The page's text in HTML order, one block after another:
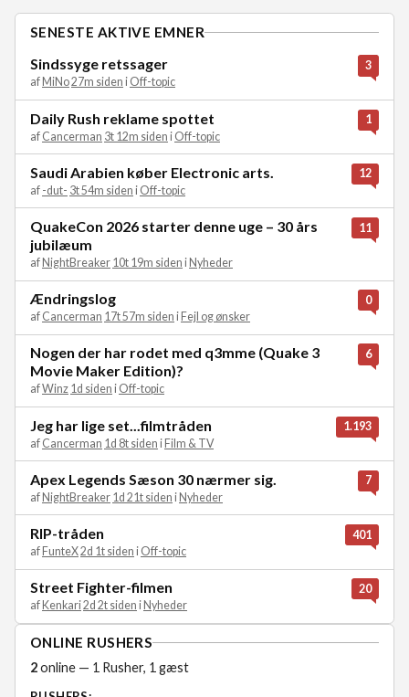
SENESTE AKTIVE EMNER
Sindssyge retssager
af MiNo27m siden i Off-topic
3
Daily Rush reklame spottet
af Cancerman 3t 12m siden i Off-topic
1
Saudi Arabien køber Electronic arts.
af -dut- 3t 54m siden i Off-topic
12
QuakeCon 2026 starter denne uge – 30 års
jubilæum
af NightBreaker 10t 19m siden i Nyheder
11
Ændringslog
af Cancerman 17t 57m siden i Fejl og ønsker
0
Nogen der har rodet med q3mme (Quake 3
Movie Maker Edition)?
afWinz 1d siden i Off-topic
6
Jeg har lige set...filmtråden
af Cancerman 1d 8t siden iFilm & TV
1.193
Apex Legends Sæson 30 nærmer sig.
afNightBreaker 1d 21t siden iNyheder
7
RIP-tråden
af FunteX2d 1t siden i Off-topic
401
Street Fighter-filmen
af Kenkari2d 2t siden i Nyheder
20
ONLINE RUSHERS
2online — 1 Rusher, 1 gæst